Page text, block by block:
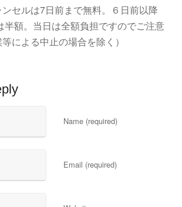
セルは7日前まで無料。６日前以降
半額。当日は全額負担ですのでご注意
による中止の場合を除く）
Name (required)
Email (required)